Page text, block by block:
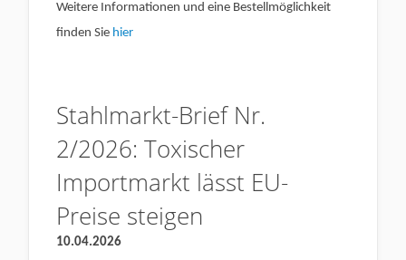
Weitere Informationen und eine Bestellmöglichkeit
finden Sie hier
Stahlmarkt-Brief Nr.
2/2026: Toxischer
Importmarkt lässt EU-
Preise steigen
10.04.2026